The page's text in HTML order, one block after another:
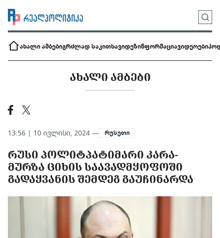
ახალი ამბებიგრძლად საკითხავიდეზინფორმაციავიდეოები
ᲐᲮᲐᲚᲘ ᲐᲛᲑᲔᲑᲘ
13:56 | 10 ივლისი, 2024 — რუსეთი
ᲠᲣᲡᲘ ᲞᲝᲚᲘᲢᲞᲐᲢᲘᲛᲐᲠᲘ ᲙᲐᲠᲐ-
ᲛᲣᲠᲖᲐ ᲪᲘᲮᲘᲡ ᲡᲐᲐᲕᲐᲓᲛᲧᲝᲤᲝᲨᲘ
ᲒᲐᲓᲐᲧᲕᲐᲜᲘᲡ ᲨᲔᲛᲓᲔᲒ ᲒᲐᲣᲩᲘᲜᲐᲠᲓᲐ